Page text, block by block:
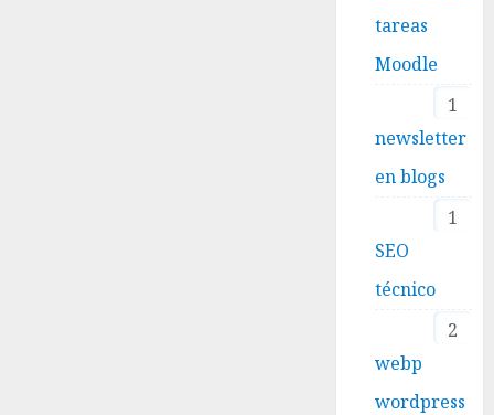
tareas
Moodle
1
newsletter
en blogs
1
SEO
técnico
2
webp
wordpress